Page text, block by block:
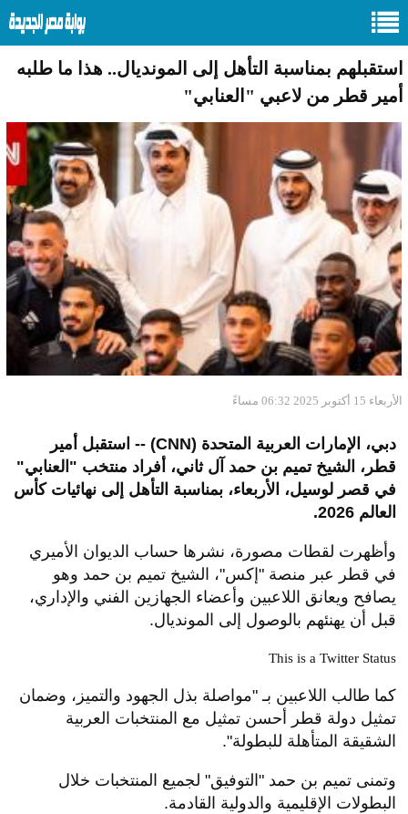
استقبلهم بمناسبة التأهل إلى المونديال.. هذا ما طلبه
أمير قطر من لاعبي "العنابي"
الأربعاء 15 أكتوبر 2025 06:32 مساءً
دبي، الإمارات العربية المتحدة (CNN) -- استقبل أمير
قطر، الشيخ تميم بن حمد آل ثاني، أفراد منتخب "العنابي"
في قصر لوسيل، الأربعاء، بمناسبة التأهل إلى نهائيات كأس
العالم 2026.
وأظهرت لقطات مصورة، نشرها حساب الديوان الأميري
في قطر عبر منصة "إكس"، الشيخ تميم بن حمد وهو
يصافح ويعانق اللاعبين وأعضاء الجهازين الفني والإداري،
قبل أن يهنئهم بالوصول إلى المونديال.
This is a Twitter Status
كما طالب اللاعبين بـ "مواصلة بذل الجهود والتميز، وضمان
تمثيل دولة قطر أحسن تمثيل مع المنتخبات العربية
الشقيقة المتأهلة للبطولة".
وتمنى تميم بن حمد "التوفيق" لجميع المنتخبات خلال
البطولات الإقليمية والدولية القادمة.